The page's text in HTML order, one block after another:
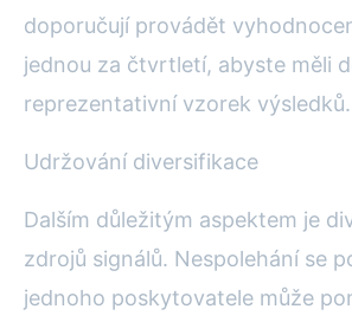
doporučují provádět
jednou za čtvrtletí, abyste měli
reprezentativní vzorek výsledků.
Udržování diversifikace
Dalším důležitým aspektem je
zdrojů signálů. Nespolehání se
jednoho poskytovatele může